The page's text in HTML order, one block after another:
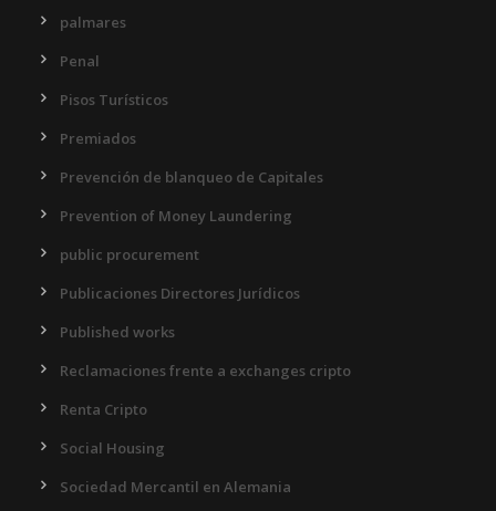
palmares
Penal
Pisos Turísticos
Premiados
Prevención de blanqueo de Capitales
Prevention of Money Laundering
public procurement
Publicaciones Directores Jurídicos
Published works
Reclamaciones frente a exchanges cripto
Renta Cripto
Social Housing
Sociedad Mercantil en Alemania